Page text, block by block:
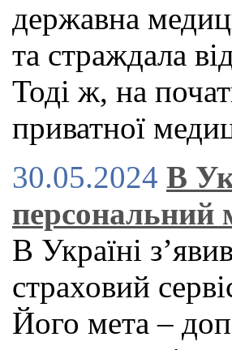
державна
та страждала
Тоді ж, на
приватної
30.05.2024 В
персональний
В Україні
страховий
Його мета –